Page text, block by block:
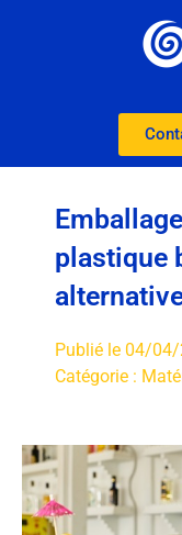
plastique
Publié le 04/04/
Catégorie :